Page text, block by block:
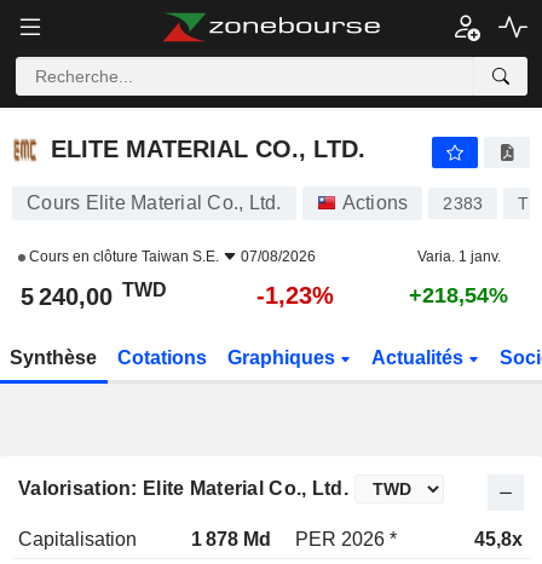
ELITE MATERIAL CO., LTD.
Cours Elite Material Co., Ltd. Actions 2383
Cours en clôture Taiwan S.E. 07/08/2026 Varia. 1 janv.
5 240,00 TWD -1,23% +218,54%
Synthèse Cotations Graphiques Actualités
Valorisation: Elite Material Co., Ltd.
Capitalisation 1 878 Md PER 2026 *
45,8x